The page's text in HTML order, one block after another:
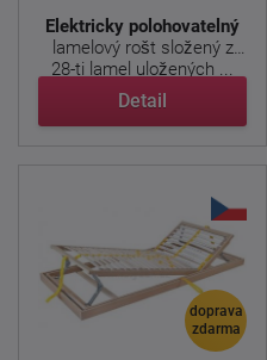
Elektricky polohovatelný
lamelový rošt složený z
28-ti lamel uložených ...
Detail
doprava
zdarma